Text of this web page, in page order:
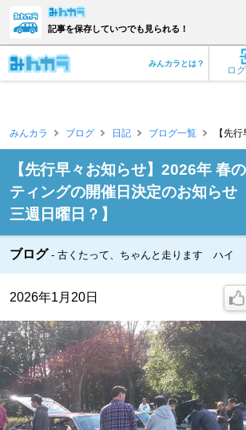
記事を保存していつでも見られる！
ロ
みんカラとは？
みんカラ ブログ 日記 ブログ一覧 【先
【先行早々お知らせ】2026年 春
ティングの開催日決定のお知らせ
三週日曜日？】
ブログ 古くたって、ちゃんと走ります ハイ
2026年1月20日